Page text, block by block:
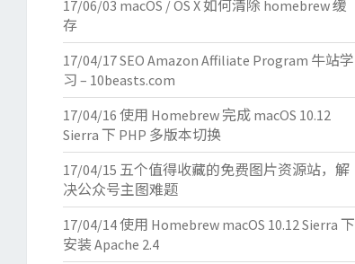
17/06/03 macOS / OS X 如何清除 homebrew 缓
存
17/04/17SEO Amazon Affiliate Program 牛站学
习 – 10beasts.com
17/04/16 使用 Homebrew 完成 macOS 10.12
Sierra 下 PHP 多版本切换
17/04/15 五个值得收藏的免费图片资源站，解
决公众号主图难题
17/04/14使用 Homebrew macOS 10.12 Sierra 下
安装 Apache 2.4